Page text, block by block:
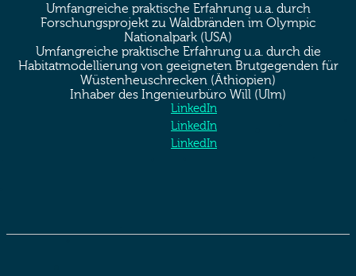
Umfangreiche praktische Erfahrung u.a. durch
Forschungsprojekt zu Waldbränden im Olympic
Nationalpark (USA)
Umfangreiche praktische Erfahrung u.a. durch die
Habitatmodellierung von geeigneten Brutgegenden für
Wüstenheuschrecken (Äthiopien)
Inhaber des Ingenieurbüro Will (Ulm)
LinkedIn
LinkedIn
LinkedIn